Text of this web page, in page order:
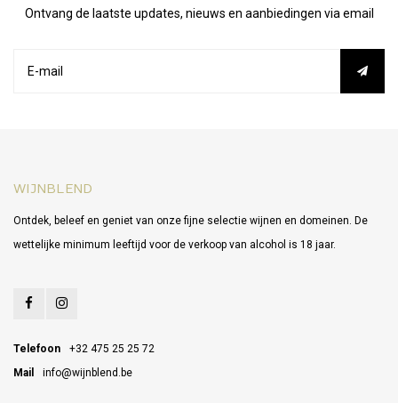
Ontvang de laatste updates, nieuws en aanbiedingen via email
WIJNBLEND
Ontdek, beleef en geniet van onze fijne selectie wijnen en domeinen. De
wettelijke minimum leeftijd voor de verkoop van alcohol is 18 jaar.
Telefoon
+32 475 25 25 72
Mail
info@wijnblend.be